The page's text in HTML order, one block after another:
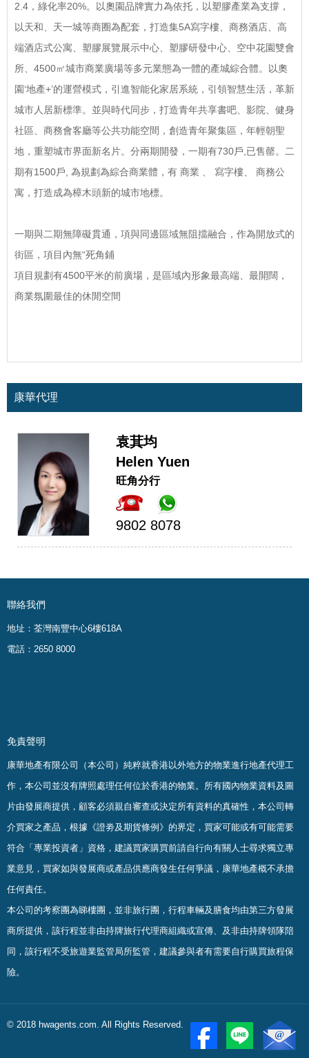
2.4，綠化率20%。以奧園品牌實力為依托，以塑膠產業為支撐，
以天和、天一城等商圈為配套，打造集5A寫字樓、商務酒店、高
端酒店式公寓、塑膠展覽展示中心、塑膠研發中心、空中花園雙會
所、4500㎡城市商業廣場等多元業態為一體的產城綜合體。以奧
園‘地產+’的運營模式，引進智能化家居系統，引領智慧生活，革新
城市人居新標準。並與時代同步，打造青年共享書吧、影院、健身
社區、商務會客廳等公共功能空間，創造青年聚集區，年輕朝聖
地，重塑城市界面新名片。分兩期開發，一期有730戶,已售罄。二
期有1500戶, 為規劃為綜合商業體，有 商業 、 寫字樓、 商務公
寓，打造成為樟木頭新的城市地標。
一期與二期無障礙貫通，項與同邊區域無阻擋融合，作為開放式的
街區，項目內無“死角鋪
項目規劃有4500平米的前廣場，是區域內形象最高端、最開闊，
商業氛圍最佳的休閒空間
康華代理
袁萁均
Helen Yuen
旺角分行
9802 8078
聯絡我們
地址：荃灣南豐中心6樓618A
電話：2650 8000
免責聲明
康華地產有限公司（本公司）純粹就香港以外地方的物業進行地產代理工
作，本公司並沒有牌照處理任何位於香港的物業。 所有國內物業資料及圖
片由發展商提供，顧客必須親自審查或決定所有資料的真確性 ， 本公司轉
介買家之產品，根據《證劵及期貨條例》的界定，買家可能或有可能需要
符合「專業投資者」資格，建議買家購買前請自行向有關人士尋求獨立專
業意見，買家如與發展商或產品供應商發生任何爭議，康華地產概不承擔
任何責任。
本公司的考察團為睇樓團，並非旅行團，行程車輛及膳食均由第三方發展
商所提供，該行程並非由持牌旅行代理商組織或宣傳、及非由持牌領隊陪
同，該行程不受旅遊業監管局所監管，建議參與者有需要自行購買旅程保
險。
© 2018 hwagents.com. All Rights Reserved.